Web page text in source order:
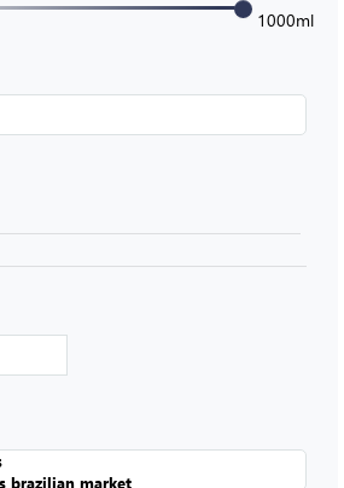
1000ml